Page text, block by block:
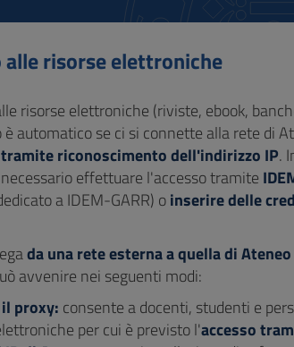
alle risorse elettroniche
risorse elettroniche (riviste, ebook,
automatico se ci si connette alla rete di
tramite riconoscimento dell'indirizzo IP.
effettuare l'accesso tramite
a IDEM-GARR) oinserire delle
da una rete esterna a quella di
avvenire nei seguenti modi:
proxy: consente a docenti, studenti e
per cui è previsto l'accesso